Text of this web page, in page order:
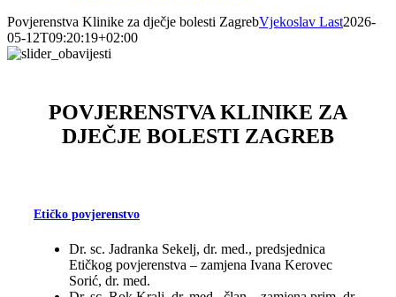
Povjerenstva Klinike za dječje bolesti ZagrebVjekoslav Last2026-
05-12T09:20:19+02:00
POVJERENSTVA KLINIKE ZA
DJEČJE BOLESTI ZAGREB
Etičko povjerenstvo
Dr. sc. Jadranka Sekelj, dr. med., predsjednica
Etičkog povjerenstva – zamjena Ivana Kerovec
Sorić, dr. med.